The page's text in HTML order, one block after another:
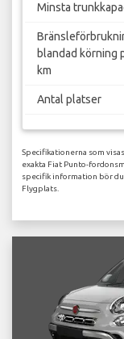
Minsta
blandad körning
km
Antal platser
Specifikationerna som
exakta Fiat Punto-
specifik information bör
Flygplats.